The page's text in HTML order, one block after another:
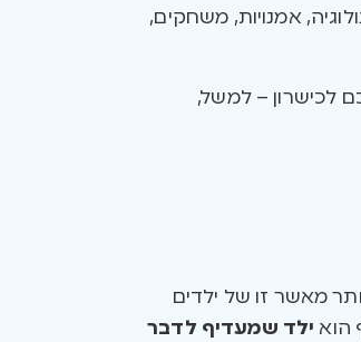
אמנויות, משחקים,
לכישרון – למשל,
מאשר זו של ילדים
הוא ילד שמעדיף לדבר